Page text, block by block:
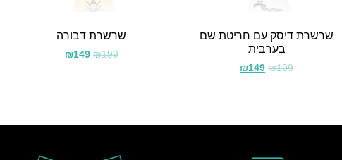
שרשרת דיסק עם חריטת שם
בערבית
₪199
₪149
שרשרת דבורה
₪199
₪149